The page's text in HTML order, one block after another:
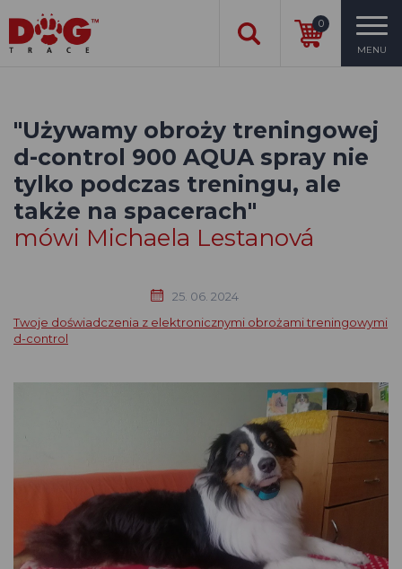
0
MENU
"Używamy obroży treningowej
d-control 900 AQUA spray nie
tylko podczas treningu, ale
także na spacerach"
mówi Michaela Lestanová
25. 06. 2024
Twoje doświadczenia z elektronicznymi obrożami treningowymi
d-control